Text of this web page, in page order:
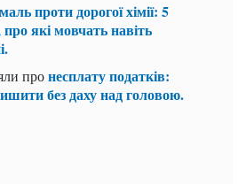
проти дорогої хімії: 5
які мовчать навіть
пронесплату податків:
без даху над головою.